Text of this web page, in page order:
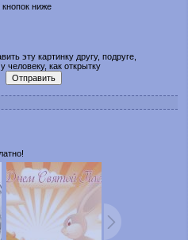
ниже
эту картинку другу, подруге,
человеку, как открытку